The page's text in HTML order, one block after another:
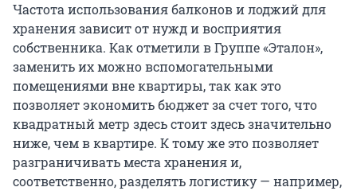
Частота использования балконов и лоджий для
хранения зависит от нужд и восприятия
собственника. Как отметили в Группе «Эталон»,
заменить их можно вспомогательными
помещениями вне квартиры, так как это
позволяет экономить бюджет за счет того, что
квадратный метр здесь стоит здесь значительно
ниже, чем в квартире. К тому же это позволяет
разграничивать места хранения и,
соответственно, разделять логистику — например,